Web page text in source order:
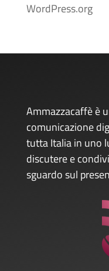
WordPress.org
Ammazzacaffè è
comunicazione
tutta Italia in uno
discutere e
sguardo sul